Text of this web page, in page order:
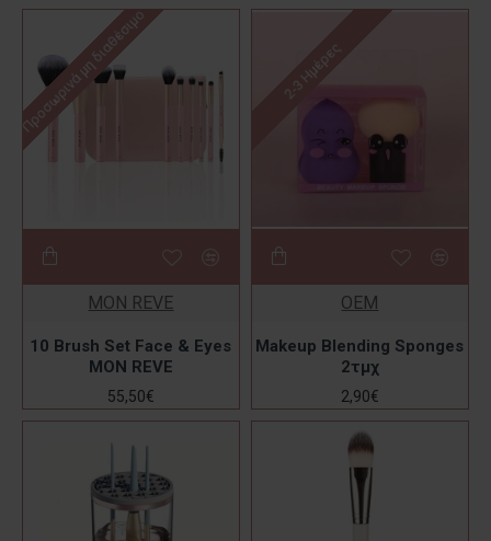
Προσωρινά μη διαθέσιμο
MON REVE
10 Brush Set Face & Eyes
MON REVE
55,50€
2-3 Ημέρες
OEM
Makeup Blending Sponges
2τμχ
2,90€